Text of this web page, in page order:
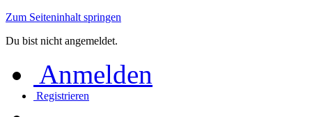
Zum Seiteninhalt springen
Du bist nicht angemeldet.
Anmelden
Registrieren